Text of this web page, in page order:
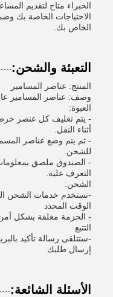
الخبراء متاح لتقديم
الاحتياجات الخاصة بك
الخاص بك.
التعبئة والشحن:
المنتج: عناصر المسامير
وصف: عناصر المسامير
العبوة:
- يتم تغليف كل عنصر
أثناء النقل.
- ثم يتم وضع عناصر
للشحن.
- الصندوق ملصق بمعلومات
التعرف عليه.
الشحن:
-نستخدم خدمات الشحن
الوقت المحدد
- الحزمة مغلقة بشكل
التتبع
-ستتلقى رسالة تأكيد
إرسال طلبك
الأسئلة الشائعة: